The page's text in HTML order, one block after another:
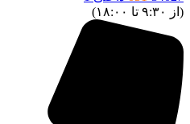
(از ۹:۳۰ تا ۱۸:۰۰)